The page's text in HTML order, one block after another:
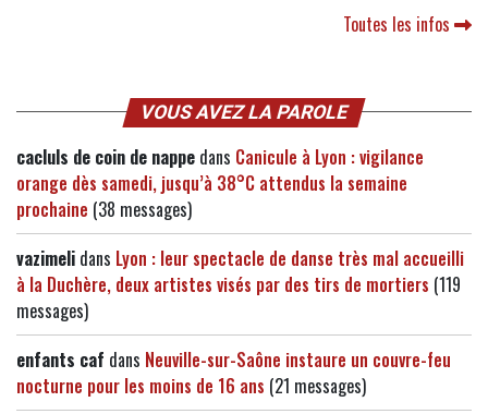
Toutes les infos
VOUS AVEZ LA PAROLE
cacluls de coin de nappe dans Canicule à Lyon : vigilance
orange dès samedi, jusqu’à 38°C attendus la semaine
prochaine (38 messages)
vazimeli dans Lyon : leur spectacle de danse très mal accueilli
à la Duchère, deux artistes visés par des tirs de mortiers (119
messages)
enfants caf dans Neuville-sur-Saône instaure un couvre-feu
nocturne pour les moins de 16 ans (21 messages)